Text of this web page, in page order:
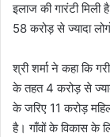
इलाज की गारंटी मिली
58 करोड़ से ज्यादा
श्री शर्मा ने कहा कि
के तहत 4 करोड़ से
के जरिए 11 करोड़
है। गाँवों के विकास के